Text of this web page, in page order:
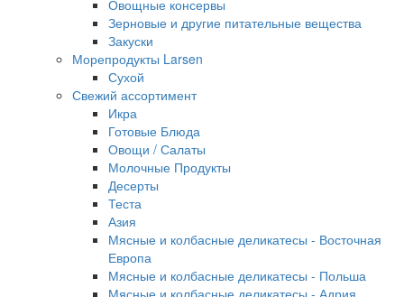
Овощные консервы
Зерновые и другие питательные вещества
Закуски
Морепродукты Larsen
Сухой
Свежий ассортимент
Икра
Готовые Блюда
Овощи / Салаты
Молочные Продукты
Десерты
Теста
Азия
Мясные и колбасные деликатесы - Восточная
Европа
Мясные и колбасные деликатесы - Польша
Мясные и колбасные деликатесы - Адрия